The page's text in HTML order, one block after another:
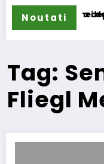
Noutati
schemei de
STB a depus la
Tag:
Fliegl